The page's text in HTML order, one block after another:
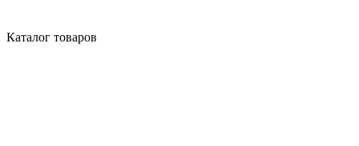
Каталог товаров